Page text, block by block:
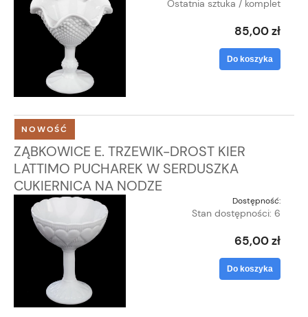
Ostatnia sztuka / komplet
85,00 zł
Do koszyka
ZĄBKOWICE E. TRZEWIK-DROST KIER
LATTIMO PUCHAREK W SERDUSZKA
CUKIERNICA NA NODZE
Dostępność:
Stan dostępności: 6
65,00 zł
Do koszyka
NOWOŚĆ